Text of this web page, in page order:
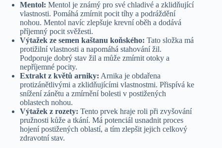
Mentol: Mentol je známý pro své chladivé a zklidňující
vlastnosti. Pomáhá zmírnit pocit tíhy a podráždění
nohou. Mentol navíc zlepšuje krevní oběh a dodává
příjemný pocit svěžesti.
Výtažek ze semen kaštanu koňského: Tato složka má
protižilní vlastnosti a napomáhá stahování žil.
Podporuje dobrý stav žil a může zmírnit otoky a
nepříjemné pocity.
Extrakt z květů arniky: Arnika je obdařena
protizánětlivými a zklidňujícími vlastnostmi. Přispívá ke
snížení zánětu a zmírnění bolesti v postižených
oblastech nohou.
Výtažek z rozety: Tento prvek hraje roli při zvyšování
pružnosti kůže a tkání. Má potenciál usnadnit proces
hojení postižených oblastí, a tím zlepšit jejich celkový
zdravotní stav.